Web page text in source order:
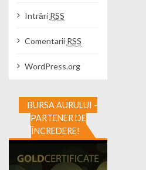
Intrări RSS
Comentarii RSS
WordPress.org
BURSA AURULUI -
PARTENER DE
ÎNCREDERE!